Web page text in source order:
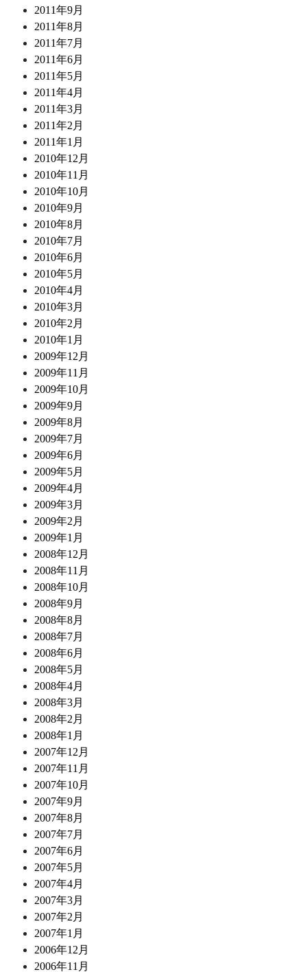
2011年9月
2011年8月
2011年7月
2011年6月
2011年5月
2011年4月
2011年3月
2011年2月
2011年1月
2010年12月
2010年11月
2010年10月
2010年9月
2010年8月
2010年7月
2010年6月
2010年5月
2010年4月
2010年3月
2010年2月
2010年1月
2009年12月
2009年11月
2009年10月
2009年9月
2009年8月
2009年7月
2009年6月
2009年5月
2009年4月
2009年3月
2009年2月
2009年1月
2008年12月
2008年11月
2008年10月
2008年9月
2008年8月
2008年7月
2008年6月
2008年5月
2008年4月
2008年3月
2008年2月
2008年1月
2007年12月
2007年11月
2007年10月
2007年9月
2007年8月
2007年7月
2007年6月
2007年5月
2007年4月
2007年3月
2007年2月
2007年1月
2006年12月
2006年11月